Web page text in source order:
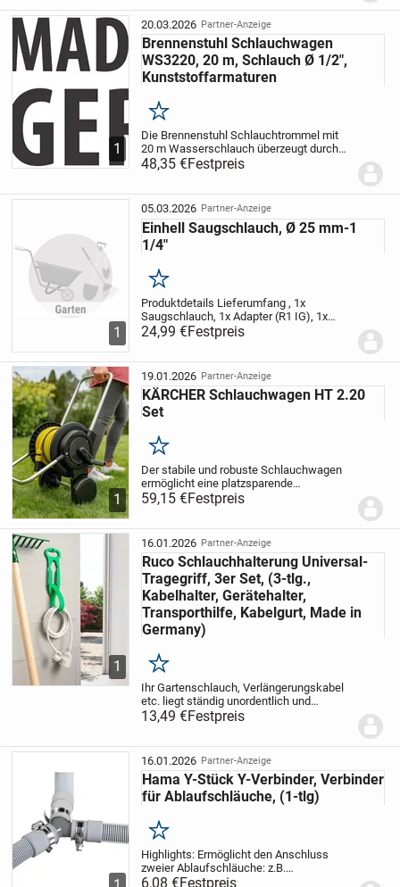
der Vergangenheit...
1
20.03.2026 Partner-Anzeige
Brennenstuhl Schlauchwagen
WS3220, 20 m, Schlauch Ø 1/2",
Kunststoffarmaturen
Merken
Die Brennenstuhl Schlauchtrommel mit
20 m Wasserschlauch überzeugt durch
Qualität und Sicherheit in allen Bereichen.
Ihre leichte Trommel besteht aus
48,35 €Festpreis
1
05.03.2026 Partner-Anzeige
Einhell Saugschlauch, Ø 25 mm-1
1/4"
Merken
Produktdetails Lieferumfang , 1x
Saugschlauch, 1x Adapter (R1 IG), 1x
Doppelnippel (R1 AG), 1x Saugkorb mit
Rückschlagventil, | Maße & Gewicht
|Durchmesser Anschluss...
24,99 €Festpreis
1
19.01.2026 Partner-Anzeige
KÄRCHER Schlauchwagen HT 2.20
Set
Merken
Der stabile und robuste Schlauchwagen
ermöglicht eine platzsparende
Aufbewahrung des Gartenschlauchs und
ist sehr komfortabel in der Handhabung.
der Schlauch...
59,15 €Festpreis
1
16.01.2026 Partner-Anzeige
Ruco Schlauchhalterung Universal-
Tragegriff, 3er Set, (3-tlg.,
Kabelhalter, Gerätehalter,
Transporthilfe, Kabelgurt, Made in
Germany)
Merken
Ihr Gartenschlauch, Verlängerungskabel
etc. liegt ständig unordentlich und
verheddert herum? Mit dem Multi-
Tragegriff ist endlich Schluss damit!
Schlauch, Kabel...
13,49 €Festpreis
16.01.2026 Partner-Anzeige
Hama Y-Stück Y-Verbinder, Verbinder
für Ablaufschläuche, (1-tlg)
Merken
Highlights: Ermöglicht den Anschluss
zweier Ablaufschläuche: z.B.
Doppelanschluss für Waschmaschine
6,08 €Festpreis